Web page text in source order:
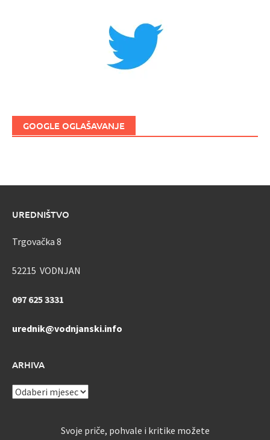
GOOGLE OGLAŠAVANJE
UREDNIŠTVO
Trgovačka 8
52215 VODNJAN
097 625 3331
urednik@vodnjanski.info
ARHIVA
ARHIVA
Svoje priče, pohvale i kritike možete